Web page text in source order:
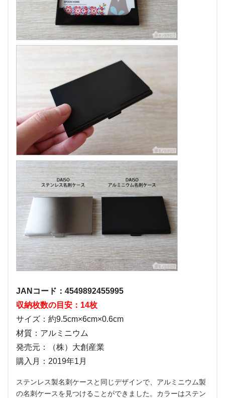
JANコード：4549892455995
収納枚数の目安：14枚
サイズ：約9.5cm×6cm×0.6cm
材質：アルミニウム
発売元：（株）大創産業
購入月：2019年1月
ステンレス製名刺ケースと同じデザインで、アルミニウム製
の名刺ケースを見つけることができました。カラーはステン